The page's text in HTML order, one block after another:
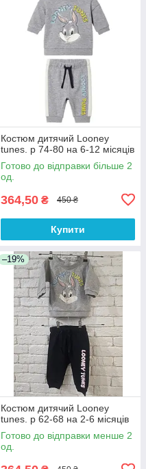
Костюм дитячий Looney
tunes. р 74-80 на 6-12 місяців
Готово до відправки більше 2
од.
364,50 ₴ 450 ₴
Купити
–19%
Костюм дитячий Looney
tunes. р 62-68 на 2-6 місяців
Готово до відправки менше 2
од.